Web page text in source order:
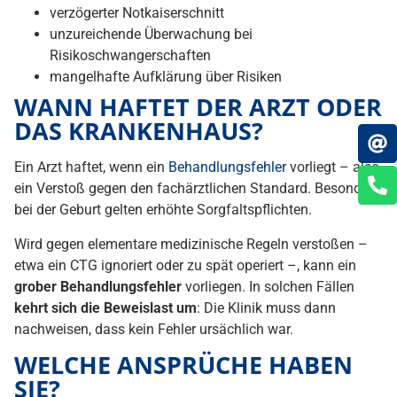
verzögerter Notkaiserschnitt
unzureichende Überwachung bei
Risikoschwangerschaften
mangelhafte Aufklärung über Risiken
WANN HAFTET DER ARZT ODER
DAS KRANKENHAUS?
Ein Arzt haftet, wenn ein Behandlungsfehlervorliegt – also
ein Verstoß gegen den fachärztlichen Standard. Besonders
bei der Geburt gelten erhöhte Sorgfaltspflichten.
Wird gegen elementare medizinische Regeln verstoßen –
etwa ein CTG ignoriert oder zu spät operiert –, kann ein
grober Behandlungsfehler vorliegen. In solchen Fällen
kehrt sich die Beweislast um: Die Klinik muss dann
nachweisen, dass kein Fehler ursächlich war.
WELCHE ANSPRÜCHE HABEN
SIE?